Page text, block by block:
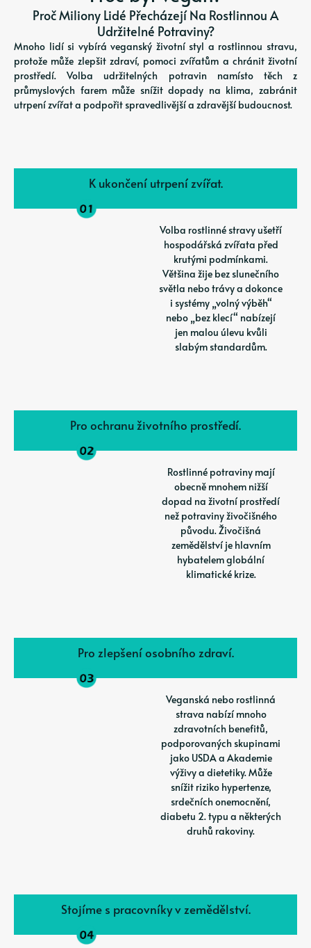
Proč Miliony Lidé Přecházejí Na Rostlinnou A
Udržitelné Potraviny?
Mnoho lidí si vybírá veganský životní styl a rostlinnou stravu,
protože může zlepšit zdraví, pomoci zvířatům a chránit životní
prostředí. Volba udržitelných potravin namísto těch z
průmyslových farem může snížit dopady na klima, zabránit
utrpení zvířat a podpořit spravedlivější a zdravější budoucnost.
K ukončení utrpení zvířat.
Volba rostlinné stravy ušetří
hospodářská zvířata před
krutými podmínkami.
Většina žije bez slunečního
světla nebo trávy a dokonce
i systémy „volný výběh“
nebo „bez klecí“ nabízejí
jen malou úlevu kvůli
slabým standardům.
Pro ochranu životního prostředí.
Rostlinné potraviny mají
obecně mnohem nižší
dopad na životní prostředí
než potraviny živočišného
původu. Živočišná
zemědělství je hlavním
hybatelem globální
klimatické krize.
Pro zlepšení osobního zdraví.
Veganská nebo rostlinná
strava nabízí mnoho
zdravotních benefitů,
podporovaných skupinami
jako USDA a Akademie
výživy a dietetiky. Může
snížit riziko hypertenze,
srdečních onemocnění,
diabetu 2. typu a některých
druhů rakoviny.
Stojíme s pracovníky v zemědělství.